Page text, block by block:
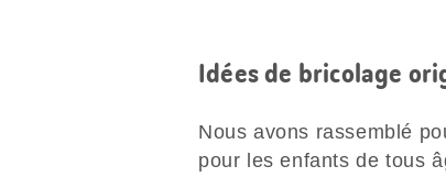
Idées de bricolage
Nous avons rassemblé
pour les enfants de tous